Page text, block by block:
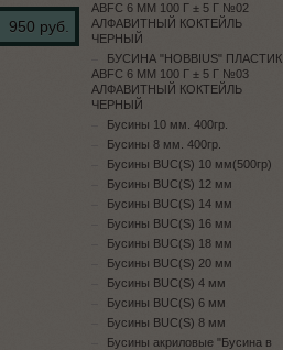
950 руб.
ABFC 6 ММ 100 Г ± 5 Г №02
АЛФАВИТНЫЙ КОКТЕЙЛЬ
ЧЕРНЫЙ
БУСИНА "HOBBIUS" ПЛАСТИК
ABFC 6 ММ 100 Г ± 5 Г №03
АЛФАВИТНЫЙ КОКТЕЙЛЬ
ЧЕРНЫЙ
Бусины 10 мм. 400гр.
Бусины 8 мм. 400гр.
Бусины BUC(S) 10 мм(500гр)
Бусины BUC(S) 12 мм
Бусины BUC(S) 14 мм
Бусины BUC(S) 16 мм
Бусины BUC(S) 18 мм
Бусины BUC(S) 20 мм
Бусины BUC(S) 4 мм
Бусины BUC(S) 6 мм
Бусины BUC(S) 8 мм
Бусины акриловые "Бусина в